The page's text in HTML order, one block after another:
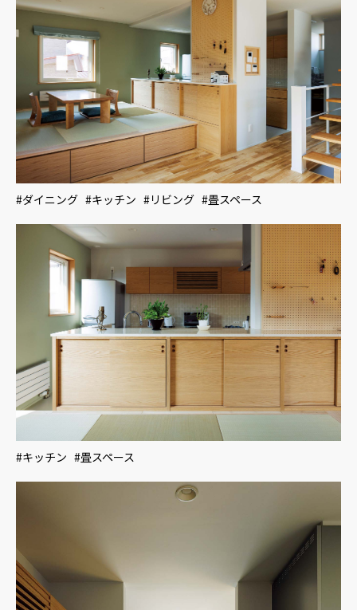
#ダイニング #キッチン #リビング #畳スペース
#キッチン #畳スペース